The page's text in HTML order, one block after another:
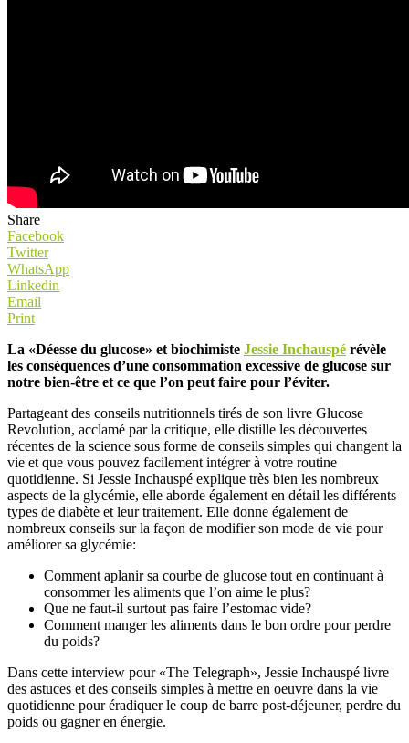
Share
Facebook
Twitter
WhatsApp
Linkedin
Email
Print
La «Déesse du glucose» et biochimiste Jessie Inchauspé révèle
les conséquences d’une consommation excessive de glucose sur
notre bien-être et ce que l’on peut faire pour l’éviter.
Partageant des conseils nutritionnels tirés de son livre Glucose
Revolution, acclamé par la critique, elle distille les découvertes
récentes de la science sous forme de conseils simples qui changent la
vie et que vous pouvez facilement intégrer à votre routine
quotidienne. Si Jessie Inchauspé explique très bien les nombreux
aspects de la glycémie, elle aborde également en détail les différents
types de diabète et leur traitement. Elle donne également de
nombreux conseils sur la façon de modifier son mode de vie pour
améliorer sa glycémie:
Comment aplanir sa courbe de glucose tout en continuant à
consommer les aliments que l’on aime le plus?
Que ne faut-il surtout pas faire l’estomac vide?
Comment manger les aliments dans le bon ordre pour perdre
du poids?
Dans cette interview pour «The Telegraph», Jessie Inchauspé livre
des astuces et des conseils simples à mettre en oeuvre dans la vie
quotidienne pour éradiquer le coup de barre post-déjeuner, perdre du
poids ou gagner en énergie.